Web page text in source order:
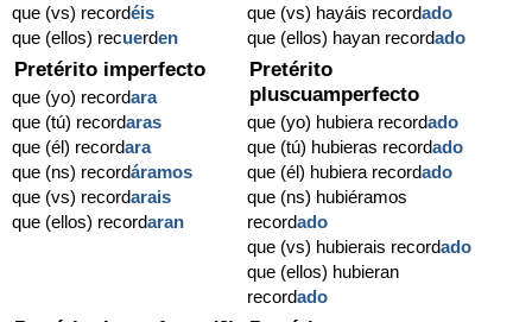
que (vs) recordéis
que (ellos) recuerden
que (vs) hayáis recordado
que (ellos) hayan recordado
Pretérito imperfecto
que (yo) recordara
que (tú) recordaras
que (él) recordara
que (ns) recordáramos
que (vs) recordarais
que (ellos) recordaran
Pretérito
pluscuamperfecto
que (yo) hubiera recordado
que (tú) hubieras recordado
que (él) hubiera recordado
que (ns) hubiéramos
recordado
que (vs) hubierais recordado
que (ellos) hubieran
recordado